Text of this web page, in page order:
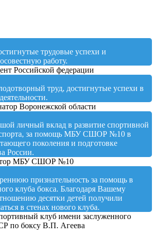
трудовые успехи и
работу.
Российской федерации
труд, достигнутые успехи в
Воронежской области
личный вклад в развитие спортивной
спорта, за помощь МБУ СШОР №10 в
поколения и подготовке
России.
МБУ СШОР №10
признательность за помощь в
клуба бокса. Благодаря Вашему
десятки детей получили
в стенах нового клуба.
клуб имени заслуженного
по боксу В.П. Агеева